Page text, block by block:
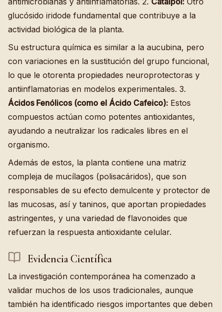
glucósido iridode fundamental que contribuye a la
actividad biológica de la planta.
Su estructura química es similar a la aucubina, pero
con variaciones en la sustitución del grupo funcional,
lo que le otorenta propiedades neuroprotectoras y
antiinflamatorias en modelos experimentales. 3.
Ácidos Fenólicos (como el Ácido Cafeico): Estos
compuestos actúan como potentes antioxidantes,
ayudando a neutralizar los radicales libres en el
organismo.
Además de estos, la planta contiene una matriz
compleja de mucílagos (polisacáridos), que son
responsables de su efecto demulcente y protector de
las mucosas, así y taninos, que aportan propiedades
astringentes, y una variedad de flavonoides que
refuerzan la respuesta antioxidante celular.
Evidencia Científica
La investigación contemporánea ha comenzado a
validar muchos de los usos tradicionales, aunque
también ha identificado riesgos importantes que deben